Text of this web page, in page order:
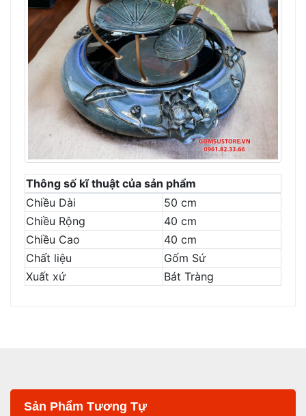
Thông số kĩ thuật của sản phẩm
Chiều Dài
50 cm
Chiều Rộng
40 cm
Chiều Cao
40 cm
Chất liệu
Gốm Sứ
Xuất xứ
Bát Tràng
Sản Phẩm Tương Tự